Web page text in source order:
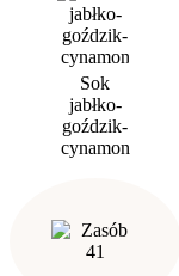
Sok
jabłko-
goździk-
cynamon